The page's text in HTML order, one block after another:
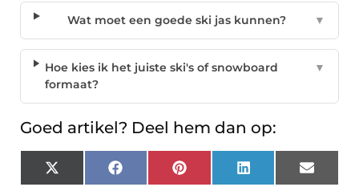
Wat moet een goede ski jas kunnen? ▼
Hoe kies ik het juiste ski's of snowboard
formaat?
▼
Goed artikel? Deel hem dan op:
X
(Twitter)
Facebook Pinterest LinkedIn Email